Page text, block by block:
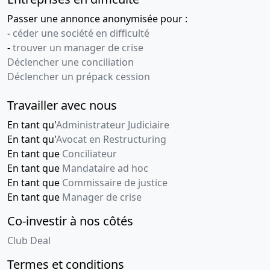
Passer une annonce anonymisée pour :
- céder une société en difficulté
-trouver un manager de crise
Déclencher une conciliation
Déclencher un prépack cession
Travailler avec nous
En tant qu'Administrateur Judiciaire
En tant qu'Avocat en Restructuring
En tant que Conciliateur
En tant que Mandataire ad hoc
En tant que Commissaire de justice
En tant que Manager de crise
Co-investir à nos côtés
Club Deal
Termes et conditions